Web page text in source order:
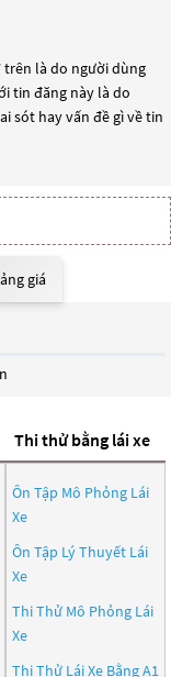
trên là do người dùng
tin đăng này là do
sót hay vấn đề gì về tin
giá
Thi thử bằng lái xe
Ôn Tập Mô Phỏng Lái
Xe
Ôn Tập Lý Thuyết Lái
Xe
Thi Thử Mô Phỏng Lái
Xe
Thi Thử Lái Xe Bằng A1